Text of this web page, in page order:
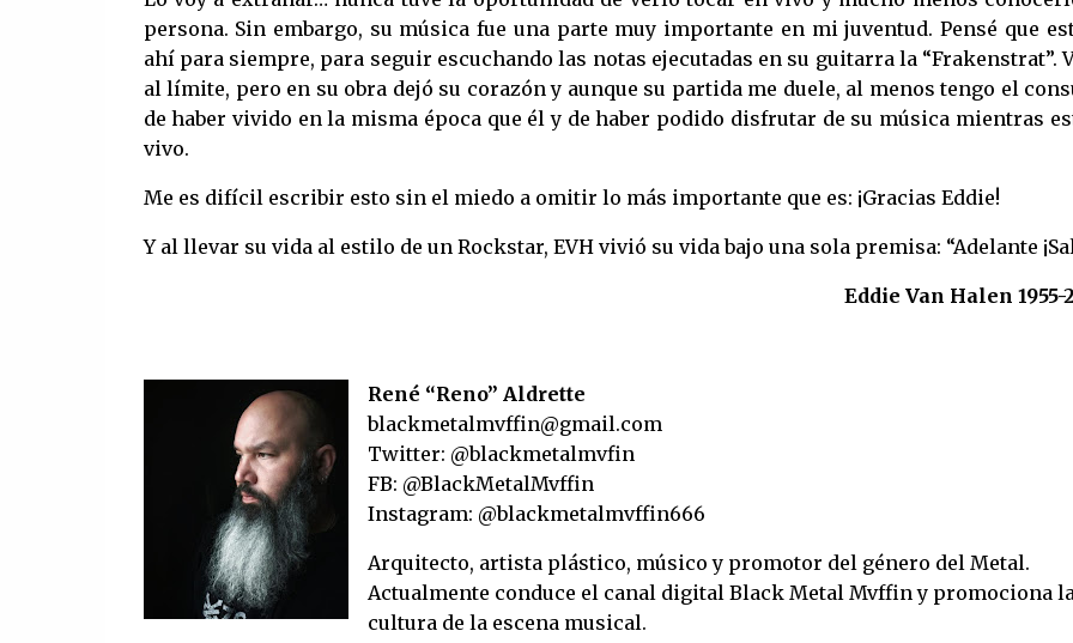
persona. Sin embargo, su música fue una parte muy importante en mi juventud. Pensé que
ahí para siempre, para seguir escuchando las notas ejecutadas en su guitarra la “Frakenstrat”.
al límite, pero en su obra dejó su corazón y aunque su partida me duele, al menos tengo el
de haber vivido en la misma época que él y de haber podido disfrutar de su música mientras
vivo.
Me es difícil escribir esto sin el miedo a omitir lo más importante que es: ¡Gracias Eddie!
Y al llevar su vida al estilo de un Rockstar, EVH vivió su vida bajo una sola premisa: “Adelante
Eddie Van Halen 1955-
René “Reno” Aldrette
blackmetalmvffin@gmail.com
Twitter: @blackmetalmvfin
FB: @BlackMetalMvffin
Instagram: @blackmetalmvffin666
Arquitecto, artista plástico, músico y promotor del género del Metal.
Actualmente conduce el canal digital Black Metal Mvffin y promociona
cultura de la escena musical.